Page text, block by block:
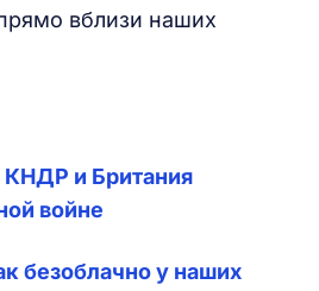
вблизи наших
КНДР и Британия
войне
безоблачно у наших